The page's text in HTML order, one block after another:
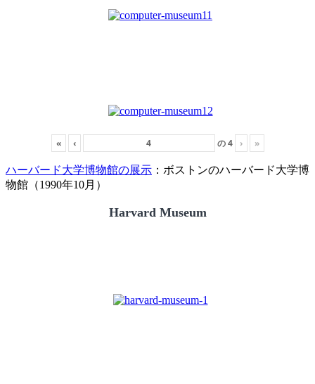
« ‹ の4 › »
ハーバード大学博物館の展示 ：ボストンのハーバード大学博
物館（1990年10月）
Harvard Museum